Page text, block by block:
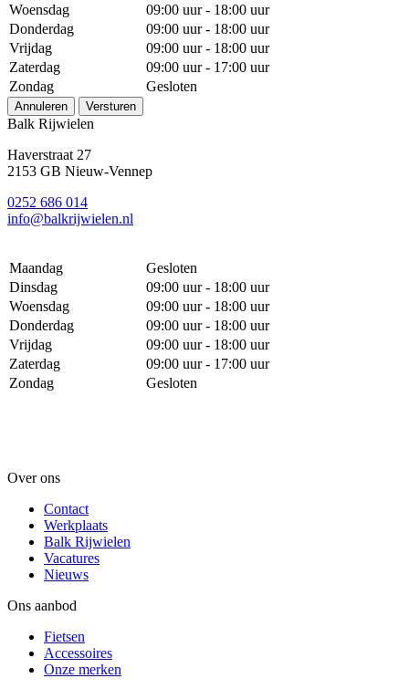
Woensdag
09:00 uur - 18:00 uur
Donderdag
09:00 uur - 18:00 uur
Vrijdag
09:00 uur - 18:00 uur
Zaterdag
09:00 uur - 17:00 uur
Zondag
Gesloten
Annuleren Versturen
Balk Rijwielen
Haverstraat 27
2153 GB Nieuw-Vennep
0252 686 014
info@balkrijwielen.nl
Maandag
Gesloten
Dinsdag
09:00 uur - 18:00 uur
Woensdag
09:00 uur - 18:00 uur
Donderdag
09:00 uur - 18:00 uur
Vrijdag
09:00 uur - 18:00 uur
Zaterdag
09:00 uur - 17:00 uur
Zondag
Gesloten
Over ons
Contact
Werkplaats
Balk Rijwielen
Vacatures
Nieuws
Ons aanbod
Fietsen
Accessoires
Onze merken